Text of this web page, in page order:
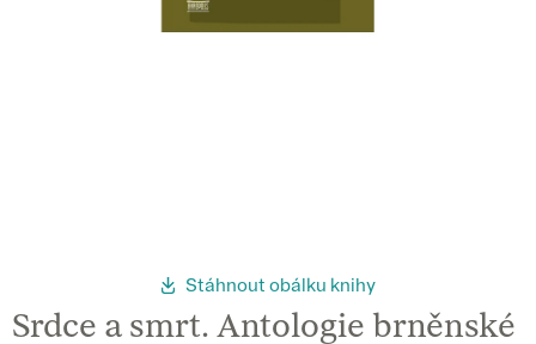
Stáhnout obálku knihy
Srdce a smrt. Antologie brněnské